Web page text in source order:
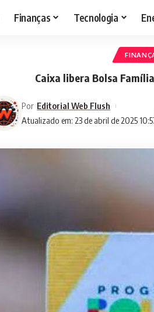
Finanças Tecnologia
Caixa libera Bolsa
Atualizado em: 23 de abril de 2025
Por Editorial Web Flush